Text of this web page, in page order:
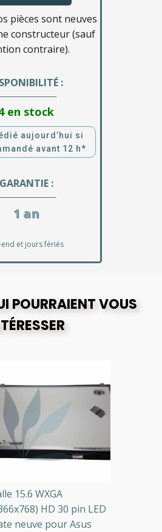
pièces sont neuves
constructeur (sauf
contraire).
:
en stock
aujourd’hui si
avant 12 h*
GARANTIE :
1 an
et jours fériés
POURRAIENT VOUS
15.6 WXGA
HD 30 pin LED
neuve pour Asus